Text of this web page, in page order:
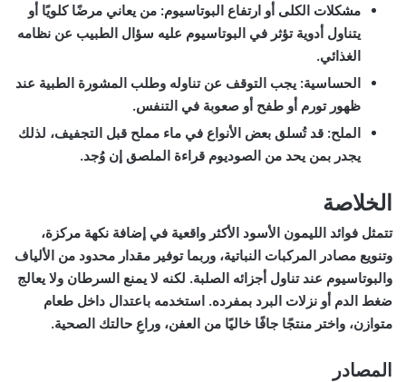
مشكلات الكلى أو ارتفاع البوتاسيوم: من يعاني مرضًا كلويًا أو
يتناول أدوية تؤثر في البوتاسيوم عليه سؤال الطبيب عن نظامه
الغذائي.
الحساسية: يجب التوقف عن تناوله وطلب المشورة الطبية عند
ظهور تورم أو طفح أو صعوبة في التنفس.
الملح: قد تُسلق بعض الأنواع في ماء مملح قبل التجفيف، لذلك
يجدر بمن يحد من الصوديوم قراءة الملصق إن وُجد.
الخلاصة
تتمثل فوائد الليمون الأسود الأكثر واقعية في إضافة نكهة مركزة،
وتنويع مصادر المركبات النباتية، وربما توفير مقدار محدود من الألياف
والبوتاسيوم عند تناول أجزائه الصلبة. لكنه لا يمنع السرطان ولا يعالج
ضغط الدم أو نزلات البرد بمفرده. استخدمه باعتدال داخل طعام
متوازن، واختر منتجًا جافًا خاليًا من العفن، وراعِ حالتك الصحية.
المصادر